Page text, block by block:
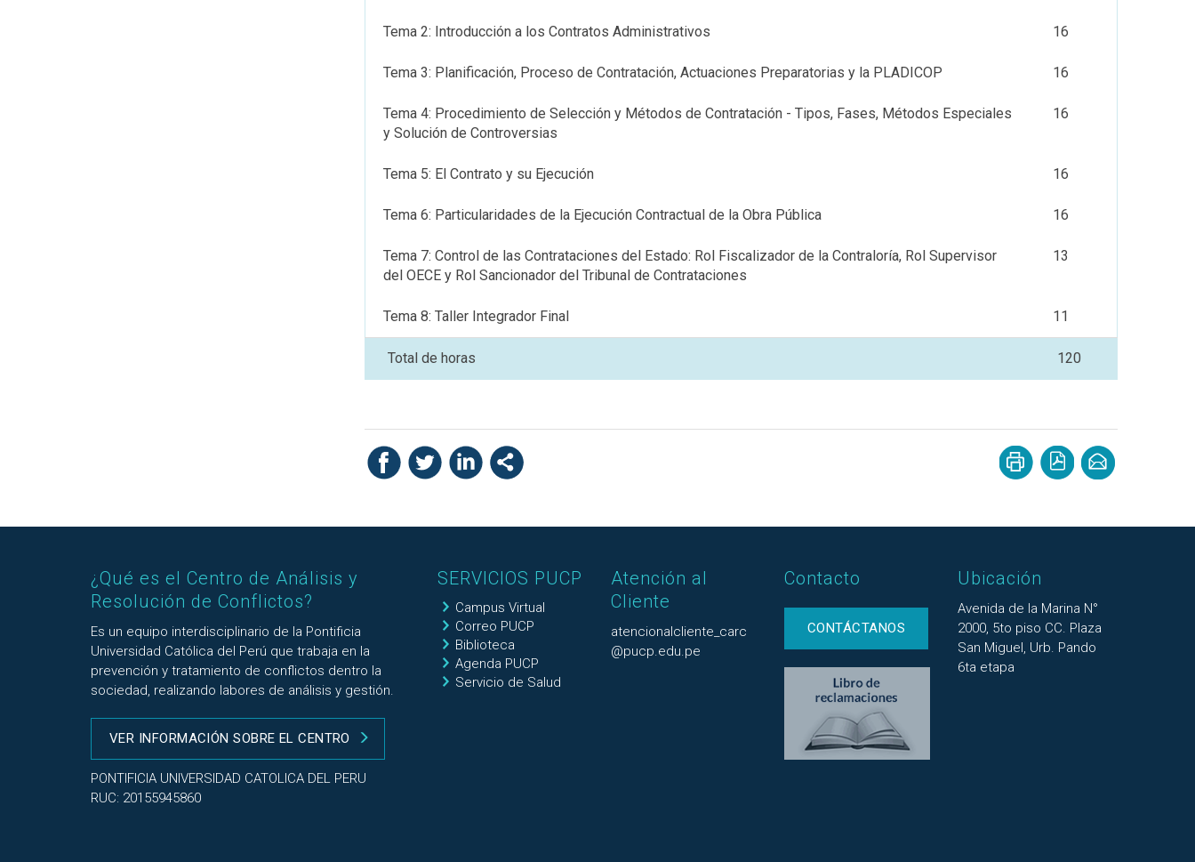
Tema 2: Introducción a los Contratos Administrativos 16
Tema 3: Planificación, Proceso de Contratación, Actuaciones Preparatorias y la PLADICOP 16
Tema 4: Procedimiento de Selección y Métodos de Contratación - Tipos, Fases, Métodos Especiales
y Solución de Controversias
16
Tema 5: El Contrato y su Ejecución 16
Tema 6: Particularidades de la Ejecución Contractual de la Obra Pública 16
Tema 7: Control de las Contrataciones del Estado: Rol Fiscalizador de la Contraloría, Rol Supervisor
del OECE y Rol Sancionador del Tribunal de Contrataciones
13
Tema 8: Taller Integrador Final 11
Total de horas 120
¿Qué es el Centro de Análisis y
Resolución de Conflictos?
Es un equipo interdisciplinario de la Pontificia
Universidad Católica del Perú que trabaja en la
prevención y tratamiento de conflictos dentro la
sociedad, realizando labores de análisis y gestión.
VER INFORMACIÓN SOBRE EL CENTRO
PONTIFICIA UNIVERSIDAD CATOLICA DEL PERU
RUC: 20155945860
SERVICIOS PUCP
Campus Virtual
Correo PUCP
Biblioteca
Agenda PUCP
Servicio de Salud
Atención al
Cliente
atencionalcliente_carc
@pucp.edu.pe
Contacto
CONTÁCTANOS
Ubicación
Avenida de la Marina N°
2000, 5to piso CC. Plaza
San Miguel, Urb. Pando
6ta etapa